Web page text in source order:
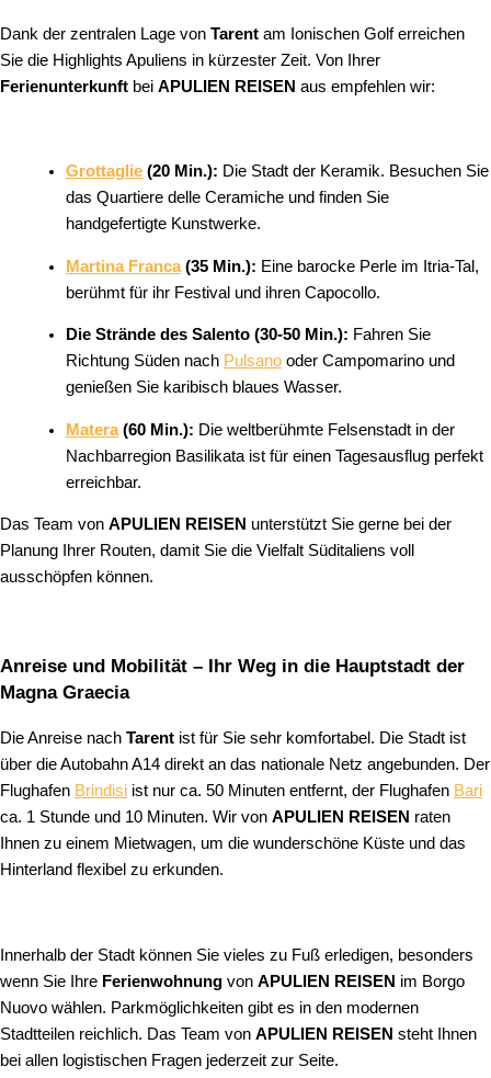
Dank der zentralen Lage von Tarent am Ionischen Golf erreichen
Sie die Highlights Apuliens in kürzester Zeit. Von Ihrer
Ferienunterkunft bei APULIEN REISEN aus empfehlen wir:
Grottaglie (20 Min.): Die Stadt der Keramik. Besuchen Sie
das Quartiere delle Ceramiche und finden Sie
handgefertigte Kunstwerke.
Martina Franca(35 Min.): Eine barocke Perle im Itria-Tal,
berühmt für ihr Festival und ihren Capocollo.
Die Strände des Salento (30-50 Min.): Fahren Sie
Richtung Süden nach Pulsano oder Campomarino und
genießen Sie karibisch blaues Wasser.
Matera(60 Min.): Die weltberühmte Felsenstadt in der
Nachbarregion Basilikata ist für einen Tagesausflug perfekt
erreichbar.
Das Team von APULIEN REISEN unterstützt Sie gerne bei der
Planung Ihrer Routen, damit Sie die Vielfalt Süditaliens voll
ausschöpfen können.
Anreise und Mobilität – Ihr Weg in die Hauptstadt der
Magna Graecia
Die Anreise nach Tarent ist für Sie sehr komfortabel. Die Stadt ist
über die Autobahn A14 direkt an das nationale Netz angebunden. Der
Flughafen Brindisi ist nur ca. 50 Minuten entfernt, der Flughafen Bari
ca. 1 Stunde und 10 Minuten. Wir von APULIEN REISEN raten
Ihnen zu einem Mietwagen, um die wunderschöne Küste und das
Hinterland flexibel zu erkunden.
Innerhalb der Stadt können Sie vieles zu Fuß erledigen, besonders
wenn Sie Ihre Ferienwohnung von APULIEN REISEN im Borgo
Nuovo wählen. Parkmöglichkeiten gibt es in den modernen
Stadtteilen reichlich. Das Team von APULIEN REISEN steht Ihnen
bei allen logistischen Fragen jederzeit zur Seite.